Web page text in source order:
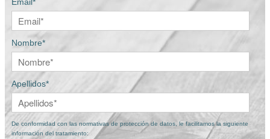
Nombre*
Apellidos*
De conformidad con las normativas de protección de datos, le facilitamos la siguiente
información del tratamiento: